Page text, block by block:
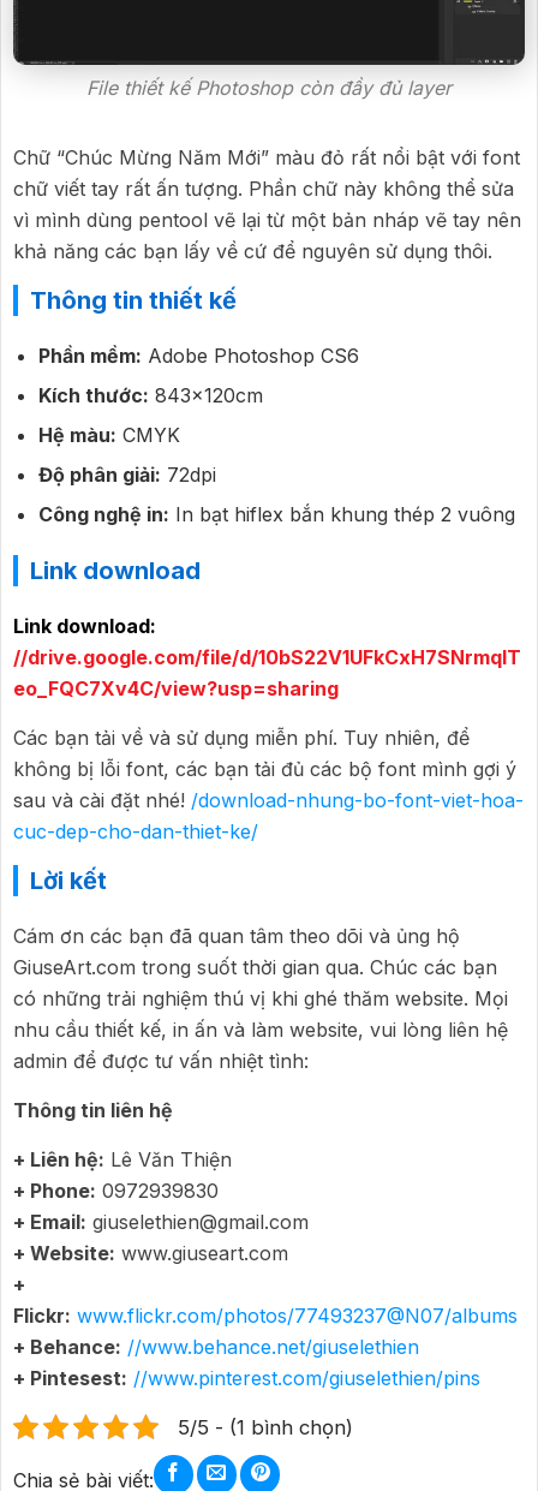
File thiết kế Photoshop còn đầy đủ layer
Chữ “Chúc Mừng Năm Mới” màu đỏ rất nổi bật với font
chữ viết tay rất ấn tượng. Phần chữ này không thể sửa
vì mình dùng pentool vẽ lại từ một bản nháp vẽ tay nên
khả năng các bạn lấy về cứ để nguyên sử dụng thôi.
Thông tin thiết kế
Phần mềm: Adobe Photoshop CS6
Kích thước: 843x120cm
Hệ màu: CMYK
Độ phân giải: 72dpi
Công nghệ in: In bạt hiflex bắn khung thép 2 vuông
Link download
Link download:
//drive.google.com/file/d/10bS22V1UFkCxH7SNrmqlT
eo_FQC7Xv4C/view?usp=sharing
Các bạn tải về và sử dụng miễn phí. Tuy nhiên, để
không bị lỗi font, các bạn tải đủ các bộ font mình gợi ý
sau và cài đặt nhé! /download-nhung-bo-font-viet-hoa-
cuc-dep-cho-dan-thiet-ke/
Lời kết
Cám ơn các bạn đã quan tâm theo dõi và ủng hộ
GiuseArt.com trong suốt thời gian qua. Chúc các bạn
có những trải nghiệm thú vị khi ghé thăm website. Mọi
nhu cầu thiết kế, in ấn và làm website, vui lòng liên hệ
admin để được tư vấn nhiệt tình:
Thông tin liên hệ
+ Liên hệ: Lê Văn Thiện
+ Phone: 0972939830
+ Email: giuselethien@gmail.com
+ Website: www.giuseart.com
+
Flickr: www.flickr.com/photos/77493237@N07/albums
+ Behance: //www.behance.net/giuselethien
+ Pintesest: //www.pinterest.com/giuselethien/pins
5/5 - (1 bình chọn)
Chia sẻ bài viết: